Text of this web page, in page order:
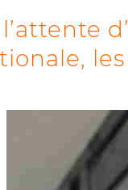
l’attente